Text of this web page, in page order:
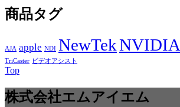
商品タグ
AJA apple NDI NewTekNVIDIA
TriCaster ビデオアシスト
Top
株式会社エムアイエム